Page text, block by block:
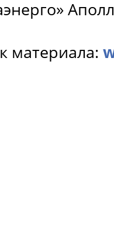
материала: